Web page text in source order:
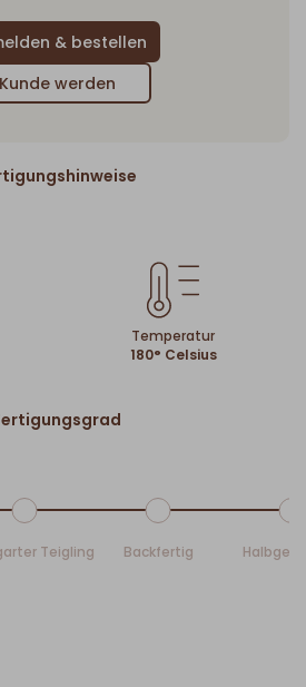
Kunde werden
Temperatur
180° Celsius
Teigling Backfertig